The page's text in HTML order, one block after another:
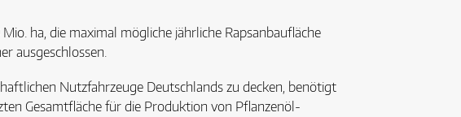
ha, die maximal mögliche jährliche Rapsanbaufläche
ausgeschlossen.
Nutzfahrzeuge Deutschlands zu decken, benötigt
Gesamtfläche für die Produktion von Pflanzenöl-